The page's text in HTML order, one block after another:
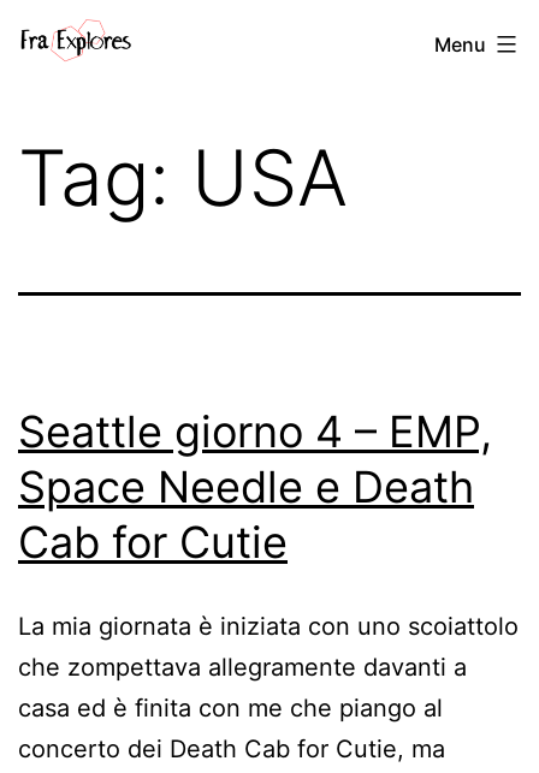
Fra
Menu
Tag: USA
Seattle giorno 4 – EMP,
Space Needle e Death
Cab for Cutie
La mia giornata è iniziata con uno scoiattolo
che zompettava allegramente davanti a
casa ed è finita con me che piango al
concerto dei Death Cab for Cutie, ma